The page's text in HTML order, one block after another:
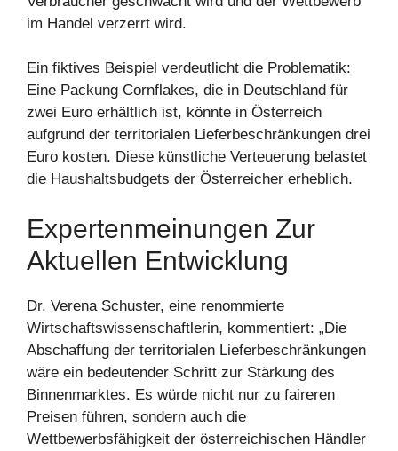
im Handel verzerrt wird.
Ein fiktives Beispiel verdeutlicht die Problematik:
Eine Packung Cornflakes, die in Deutschland für
zwei Euro erhältlich ist, könnte in Österreich
aufgrund der territorialen Lieferbeschränkungen drei
Euro kosten. Diese künstliche Verteuerung belastet
die Haushaltsbudgets der Österreicher erheblich.
Expertenmeinungen Zur
Aktuellen Entwicklung
Dr. Verena Schuster, eine renommierte
Wirtschaftswissenschaftlerin, kommentiert: „Die
Abschaffung der territorialen Lieferbeschränkungen
wäre ein bedeutender Schritt zur Stärkung des
Binnenmarktes. Es würde nicht nur zu faireren
Preisen führen, sondern auch die
Wettbewerbsfähigkeit der österreichischen Händler